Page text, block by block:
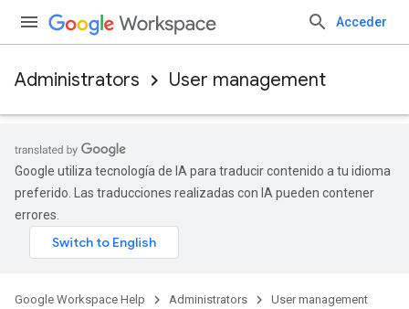
Acceder
Administrators User management
Google utiliza tecnología de IA para traducir contenido a tu idioma
preferido. Las traducciones realizadas con IA pueden contener
errores.
Google Workspace Help Administrators User management